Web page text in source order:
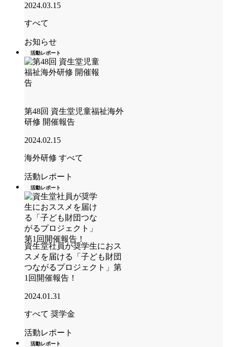
2024.03.15
すべて
お知らせ
活動レポート
第48回 資生堂児童福祉海外
研修 開催報告
2024.02.15
海外研修 すべて
活動レポート
活動レポート
資生堂社員が奨学生におス
スメを届ける「子ども財団
つながるプロジェクト」第
1回開催報告！
2024.01.31
すべて 奨学金
活動レポート
活動レポート